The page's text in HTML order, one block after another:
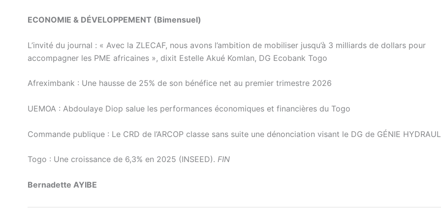
ECONOMIE & DÉVELOPPEMENT (Bimensuel)
L’invité du journal : « Avec la ZLECAF, nous avons l’ambition de mobiliser jusqu’à 3 milliards de dollars pour
accompagner les PME africaines », dixit Estelle Akué Komlan, DG Ecobank Togo
Afreximbank : Une hausse de 25% de son bénéfice net au premier trimestre 2026
UEMOA : Abdoulaye Diop salue les performances économiques et financières du Togo
Commande publique : Le CRD de l’ARCOP classe sans suite une dénonciation visant le DG de GÉNIE
Togo : Une croissance de 6,3% en 2025 (INSEED). FIN
Bernadette AYIBE